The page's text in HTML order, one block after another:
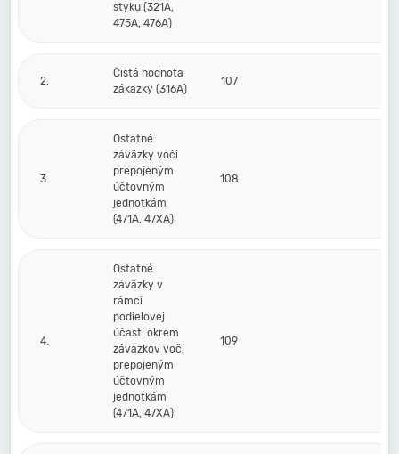
styku (321A,
475A, 476A)
2.
Čistá hodnota
zákazky (316A)
107
3.
Ostatné
záväzky voči
prepojeným
účtovným
jednotkám
(471A, 47XA)
108
4.
Ostatné
záväzky v
rámci
podielovej
účasti okrem
záväzkov voči
prepojeným
účtovným
jednotkám
(471A, 47XA)
109